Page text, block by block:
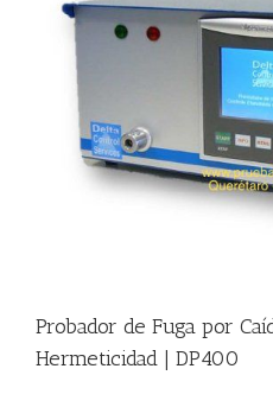
Probador de Fuga por
Hermeticidad | DP400